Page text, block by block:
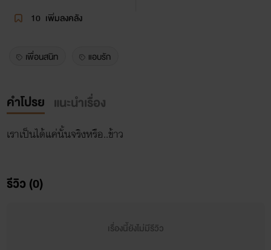
10 เพิ่มลงคลัง
เพื่อนสนิท แอบรัก
คำโปรย แนะนำเรื่อง
เราเป็นได้แค่นั้นจริงหรือ..ข้าว
รีวิว (0)
เรื่องนี้ยังไม่มีรีวิว